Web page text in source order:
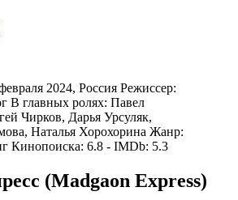
2024, Россия Режиссер:
В главных ролях: Павел
Чирков, Дарья Урсуляк,
Наталья Хорохорина Жанр:
Кинопоиска: 6.8 - IMDb: 5.3
(Madgaon Express)